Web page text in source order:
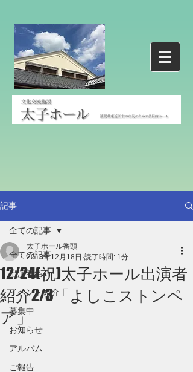
記事
全ての記事
出演者紹介
イベント紹介
募集中
お知らせ
アルバム
ご報告
全ての記事
12/24(祝)太子ホール出演者
紹介2/3「よしこストンペ
ア」
太子ホール番頭
2018年12月18日 読了時間: 1分